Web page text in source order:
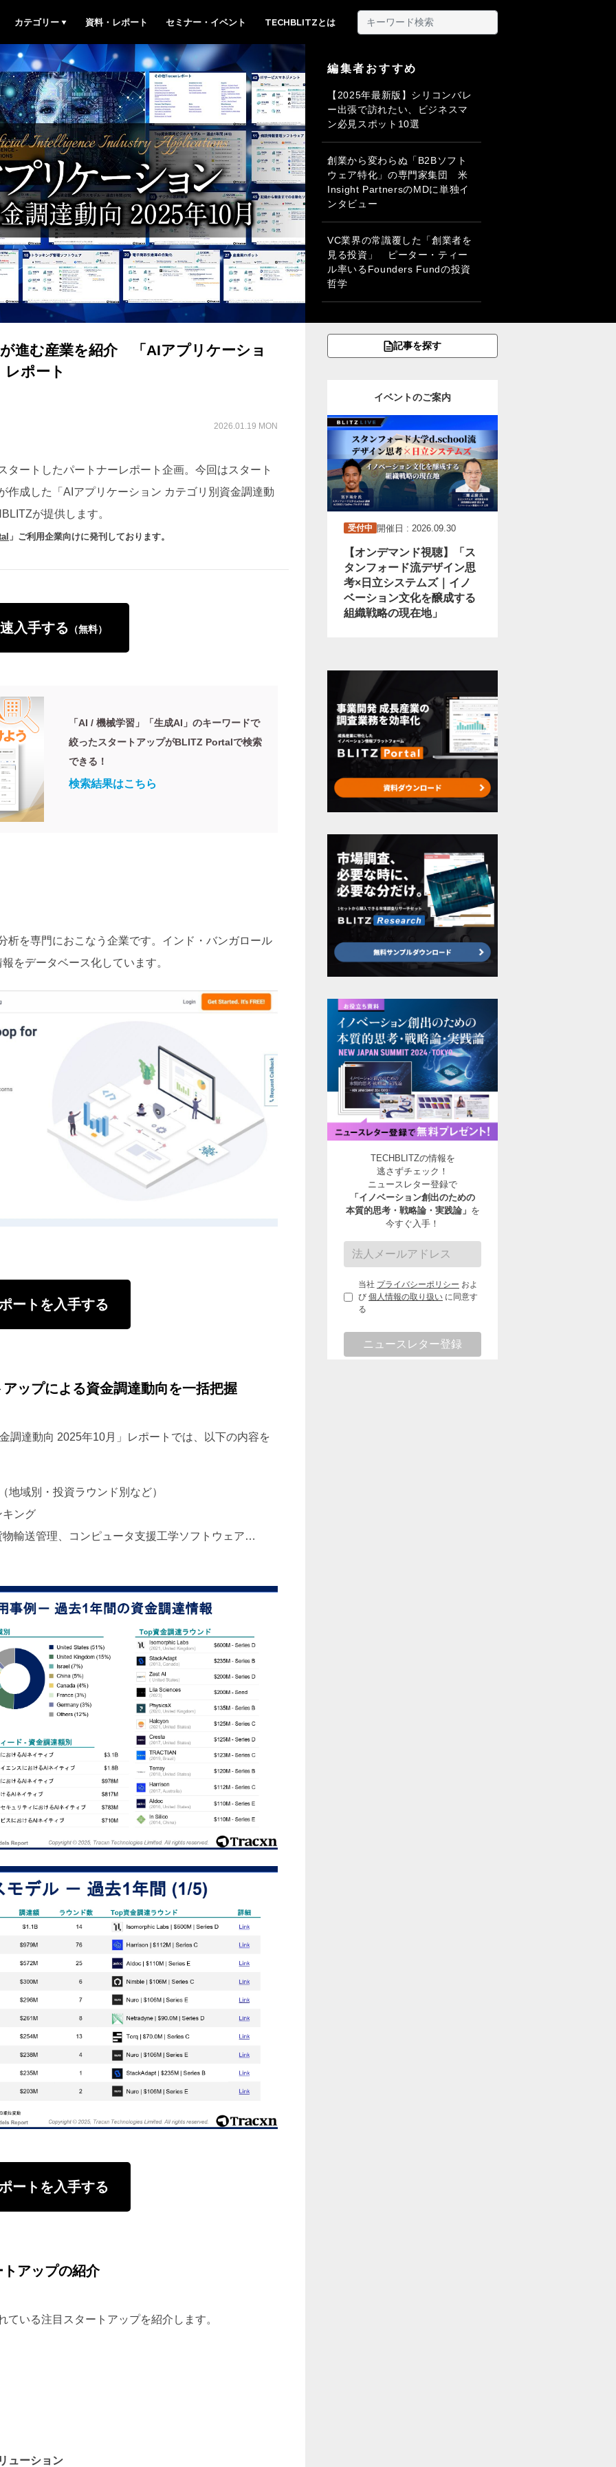
カテゴリー 資料・レポート セミナー・イベント TECHBLITZとは
編集者おすすめ
【2025年最新版】シリコンバレ
ー出張で訪れたい、ビジネスマ
ン必見スポット10選
創業から変わらぬ「B2Bソフト
ウェア特化」の専門家集団 米
Insight PartnersのMDに単独イ
ンタビュー
VC業界の常識覆した「創業者を
見る投資」 ピーター・ティー
ル率いるFounders Fundの投資
哲学
進む産業を紹介 「AIアプリケーショ
ポート
2026.01.19 MON
タートしたパートナーレポート企画。今回はスタート
作成した「AIアプリケーション カテゴリ別資金調達動
が提供します。
」ご利用企業向けに発刊しております。
入手する （無料）
「AI / 機械学習」「生成AI」のキーワードで
絞ったスタートアップがBLITZ Portalで検索
できる！
検索結果はこちら
を専門におこなう企業です。インド・バンガロール
をデータベース化しています。
ートを入手する
ップによる資金調達動向を一括把握
達動向 2025年10月」レポートでは、以下の内容を
地域別・投資ラウンド別など）
キング
輸送管理、コンピュータ支援工学ソフトウェア…
ートを入手する
アップの紹介
いる注目スタートアップを紹介します。
ューション
記事を探す
イベントのご案内
受付中 開催日 : 2026.09.30
【オンデマンド視聴】「ス
タンフォード流デザイン思
考×日立システムズ｜イノ
ベーション文化を醸成する
組織戦略の現在地」
TECHBLITZの情報を
逃さずチェック！
ニュースレター登録で
「イノベーション創出のための
本質的思考・戦略論・実践論」 を
今すぐ入手！
当社 プライバシーポリシー およ
び 個人情報の取り扱い に同意す
る